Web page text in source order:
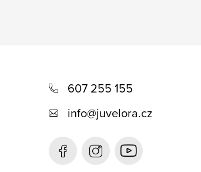
607 255 155
info@juvelora.cz